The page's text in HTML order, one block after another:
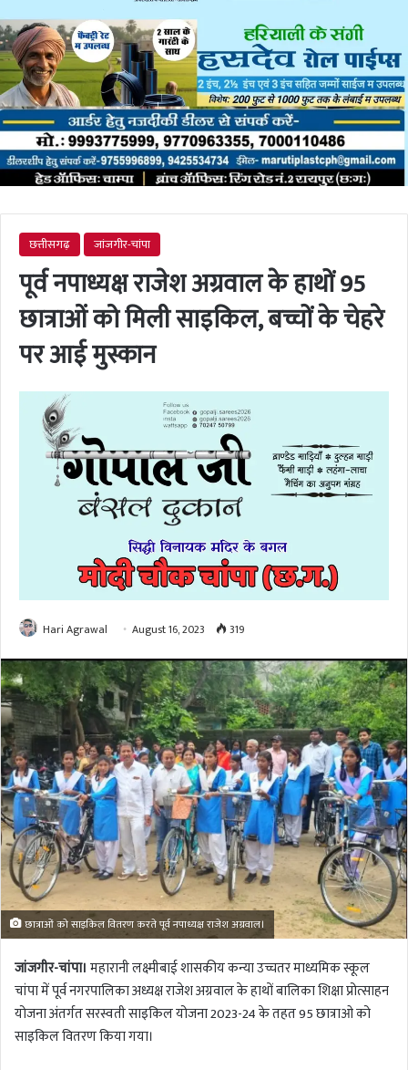
छत्तीसगढ़ जांजगीर-चांपा
पूर्व नपाध्यक्ष राजेश अग्रवाल के हाथों 95
छात्राओं को मिली साइकिल, बच्चों के चेहरे
पर आई मुस्कान
Hari Agrawal August 16, 2023 319
छात्राओं को साइकिल वितरण करते पूर्व नपाध्यक्ष राजेश अग्रवाल।
जांजगीर-चांपा। महारानी लक्ष्मीबाई शासकीय कन्या उच्चतर माध्यमिक स्कूल
चांपा में पूर्व नगरपालिका अध्यक्ष राजेश अग्रवाल के हाथों बालिका शिक्षा प्रोत्साहन
योजना अंतर्गत सरस्वती साइकिल योजना 2023-24 के तहत 95 छात्राओ को
साइकिल वितरण किया गया।